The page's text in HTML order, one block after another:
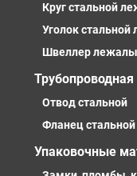
Круг стальной
Уголок
Швеллер
Отвод стальной
Фланец стальной
Упаковочные